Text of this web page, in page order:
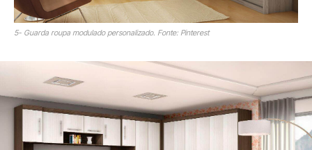
5- Guarda roupa modulado personalizado. Fonte: Pinterest